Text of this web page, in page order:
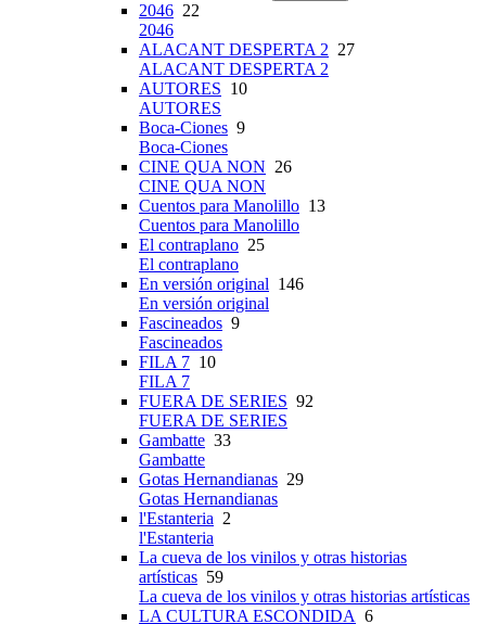
2046 22
2046
ALACANT DESPERTA 2 27
ALACANT DESPERTA 2
AUTORES 10
AUTORES
Boca-Ciones 9
Boca-Ciones
CINE QUA NON 26
CINE QUA NON
Cuentos para Manolillo 13
Cuentos para Manolillo
El contraplano 25
El contraplano
En versión original 146
En versión original
Fascineados 9
Fascineados
FILA 7 10
FILA 7
FUERA DE SERIES 92
FUERA DE SERIES
Gambatte 33
Gambatte
Gotas Hernandianas 29
Gotas Hernandianas
l'Estanteria 2
l'Estanteria
La cueva de los vinilos y otras historias
artísticas 59
La cueva de los vinilos y otras historias artísticas
LA CULTURA ESCONDIDA 6